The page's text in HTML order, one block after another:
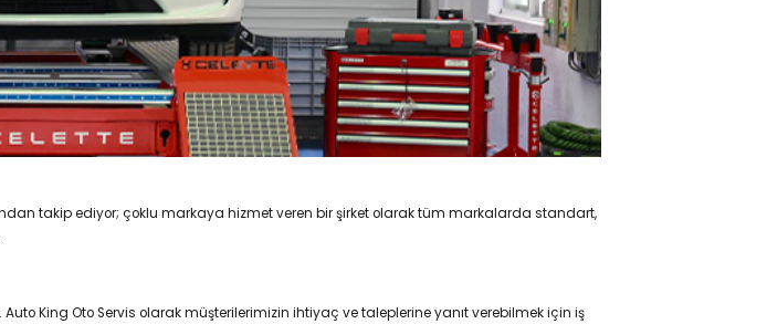
takip ediyor; çoklu markaya hizmet veren bir şirket olarak tüm markalarda standart,
King Oto Servis olarak müşterilerimizin ihtiyaç ve taleplerine yanıt verebilmek için iş